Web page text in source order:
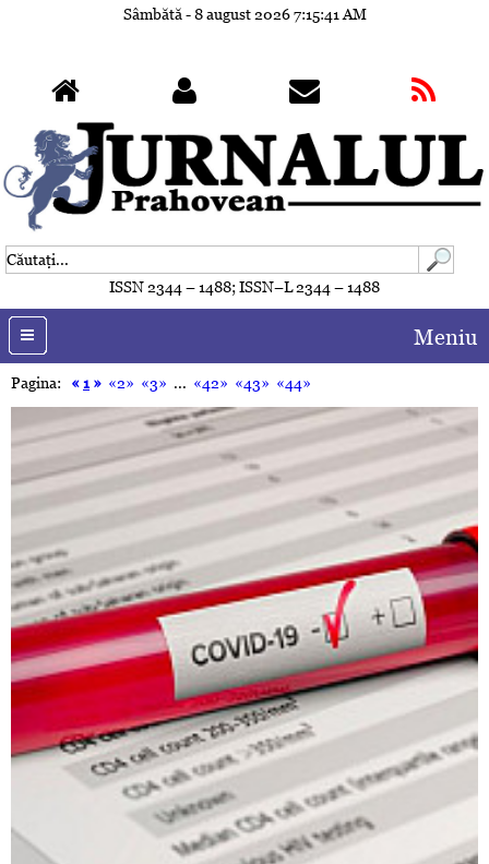
Sâmbătă - 8 august 20267:15:44 AM
ISSN 2344 – 1488; ISSN–L 2344 – 1488
Meniu
Pagina: «1» «2» «3» ... «42» «43» «44»